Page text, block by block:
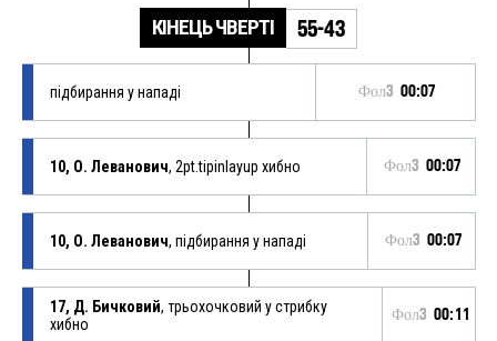
КІНЕЦЬ ЧВЕРТІ 55-43
підбирання у нападі Фол3 00:07
10, О. Леванович, 2pt.tipinlayup хибно Фол3 00:07
10, О. Леванович, підбирання у нападі Фол3 00:07
17, Д. Бичковий, трьохочковий у стрибку
хибно
Фол3 00:11